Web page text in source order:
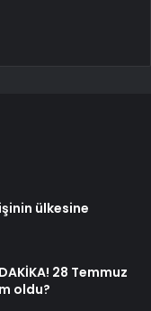
ülkesine
28 Temmuz
oldu?